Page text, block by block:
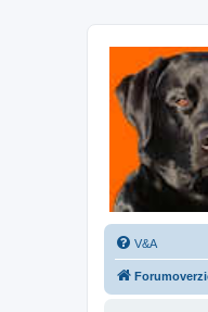
Het gezelligste
V&A